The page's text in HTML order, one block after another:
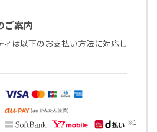
ご案内
ィは以下のお支払い方法に対応し